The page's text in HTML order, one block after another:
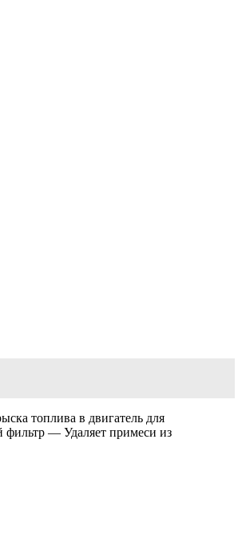
топлива в двигатель для
— Удаляет примеси из